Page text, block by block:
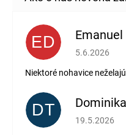
ED Emanuel
Hodnotenie
5.6.2026
Niektoré nohavice
DT Hodnotenie
19.5.2026